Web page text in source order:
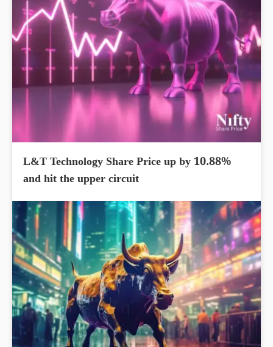
L&T Technology Share Price up by 10.88%
and hit the upper circuit